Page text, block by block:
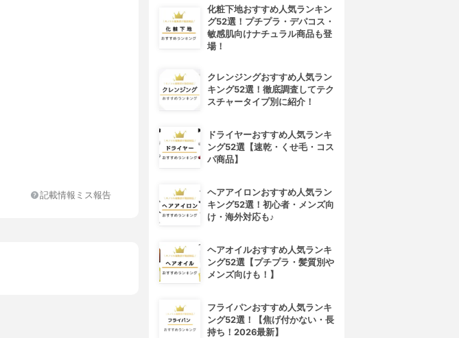
記載情報ミス報告
化粧下地おすすめ人気ランキン
グ52選！プチプラ・デパコス・
敏感肌向けナチュラル商品も登
場！
クレンジングおすすめ人気ラン
キング52選！徹底調査してテク
スチャータイプ別に紹介！
ドライヤーおすすめ人気ランキ
ング52選【速乾・くせ毛・コス
パ商品】
ヘアアイロンおすすめ人気ラン
キング52選！初心者・メンズ向
け・海外対応も♪
ヘアオイルおすすめ人気ランキ
ング52選【プチプラ・髪質別や
メンズ向けも！】
フライパンおすすめ人気ランキ
ング52選！【焦げ付かない・長
持ち！2026最新】